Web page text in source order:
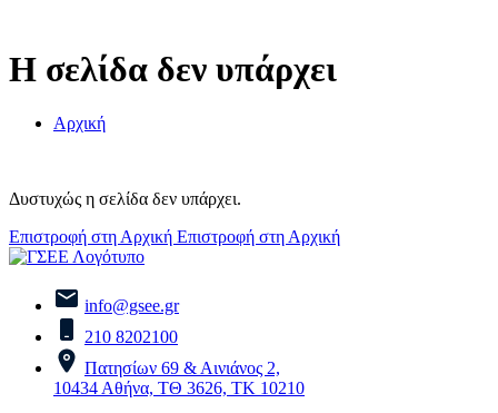
Η σελίδα δεν υπάρχει
Αρχική
Δυστυχώς η σελίδα δεν υπάρχει.
Επιστροφή στη Αρχική Επιστροφή στη Αρχική
info@gsee.gr
210 8202100
Πατησίων 69 & Αινιάνος 2,
10434 Αθήνα, ΤΘ 3626, ΤΚ 10210